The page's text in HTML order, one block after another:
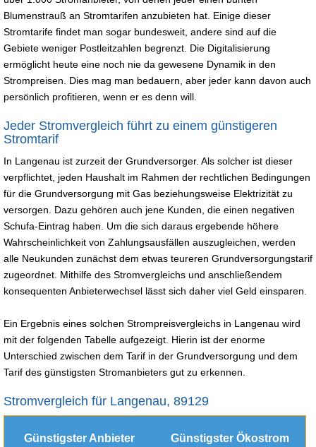
Blumenstrauß an Stromtarifen anzubieten hat. Einige dieser
Stromtarife findet man sogar bundesweit, andere sind auf die
Gebiete weniger Postleitzahlen begrenzt. Die Digitalisierung
ermöglicht heute eine noch nie da gewesene Dynamik in den
Strompreisen. Dies mag man bedauern, aber jeder kann davon auch
persönlich profitieren, wenn er es denn will.
Jeder Stromvergleich führt zu einem günstigeren
Stromtarif
In Langenau ist zurzeit der Grundversorger. Als solcher ist dieser
verpflichtet, jeden Haushalt im Rahmen der rechtlichen Bedingungen
für die Grundversorgung mit Gas beziehungsweise Elektrizität zu
versorgen. Dazu gehören auch jene Kunden, die einen negativen
Schufa-Eintrag haben. Um die sich daraus ergebende höhere
Wahrscheinlichkeit von Zahlungsausfällen auszugleichen, werden
alle Neukunden zunächst dem etwas teureren Grundversorgungstarif
zugeordnet. Mithilfe des Stromvergleichs und anschließendem
konsequenten Anbieterwechsel lässt sich daher viel Geld einsparen.
Ein Ergebnis eines solchen Strompreisvergleichs in Langenau wird
mit der folgenden Tabelle aufgezeigt. Hierin ist der enorme
Unterschied zwischen dem Tarif in der Grundversorgung und dem
Tarif des günstigsten Stromanbieters gut zu erkennen.
Stromvergleich für Langenau, 89129
Günstigster Anbieter
Günstigster Ökostrom